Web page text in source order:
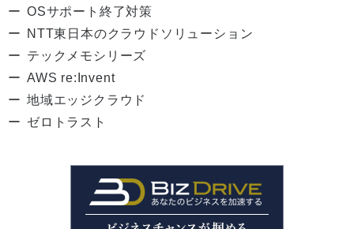
OSサポート終了対策
NTT東日本のクラウドソリューション
テックメモシリーズ
AWS re:Invent
地域エッジクラウド
ゼロトラスト